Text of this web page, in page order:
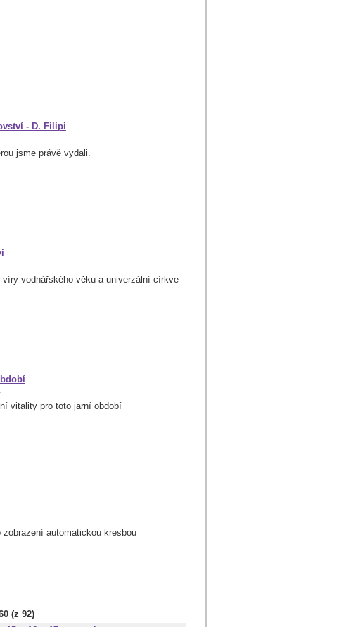
- D. Filipi
jsme právě vydali.
vodnářského věku a univerzální církve
vitality pro toto jarní období
automatickou kresbou
(z 92)